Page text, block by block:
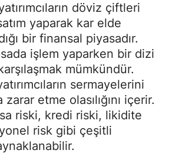
döviz çiftleri
yaparak kar elde
bir finansal piyasadır.
işlem yaparken bir dizi
mümkündür.
sermayelerini
etme olasılığını içerir.
riski, kredi riski, likidite
risk gibi çeşitli